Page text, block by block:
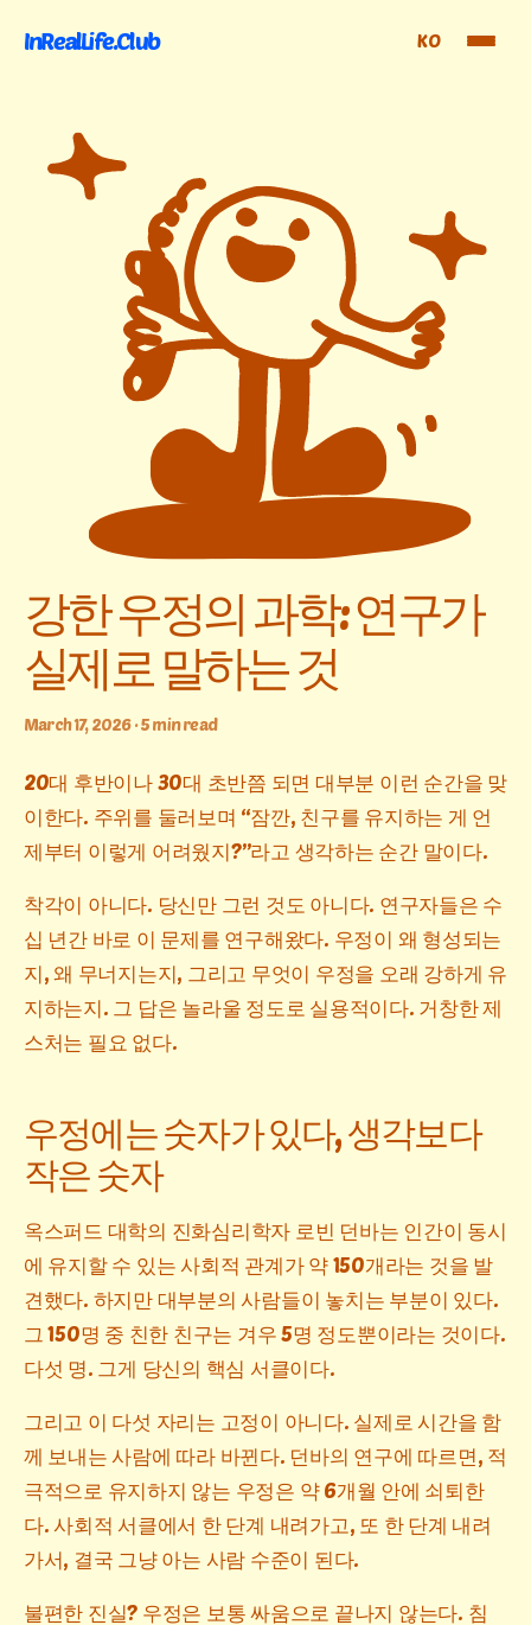
InRealLife.Club KO
강한 우정의 과학: 연구가
실제로 말하는 것
March 17, 2026 · 5 min read
20대 후반이나 30대 초반쯤 되면 대부분 이런 순간을 맞
이한다. 주위를 둘러보며 “잠깐, 친구를 유지하는 게 언
제부터 이렇게 어려웠지?”라고 생각하는 순간 말이다.
착각이 아니다. 당신만 그런 것도 아니다. 연구자들은 수
십 년간 바로 이 문제를 연구해왔다. 우정이 왜 형성되는
지, 왜 무너지는지, 그리고 무엇이 우정을 오래 강하게 유
지하는지. 그 답은 놀라울 정도로 실용적이다. 거창한 제
스처는 필요 없다.
우정에는 숫자가 있다, 생각보다
작은 숫자
옥스퍼드 대학의 진화심리학자 로빈 던바는 인간이 동시
에 유지할 수 있는 사회적 관계가 약 150개라는 것을 발
견했다. 하지만 대부분의 사람들이 놓치는 부분이 있다.
그 150명 중 친한 친구는 겨우 5명 정도뿐이라는 것이다.
다섯 명. 그게 당신의 핵심 서클이다.
그리고 이 다섯 자리는 고정이 아니다. 실제로 시간을 함
께 보내는 사람에 따라 바뀐다. 던바의 연구에 따르면, 적
극적으로 유지하지 않는 우정은 약 6개월 안에 쇠퇴한
다. 사회적 서클에서 한 단계 내려가고, 또 한 단계 내려
가서, 결국 그냥 아는 사람 수준이 된다.
불편한 진실? 우정은 보통 싸움으로 끝나지 않는다. 침